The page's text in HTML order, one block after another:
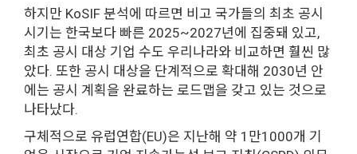
하지만 KoSIF 분석에 따르면 비고 국가들의 최초 공시
시기는 한국보다 빠른 2025~2027년에 집중돼 있고,
최초 공시 대상 기업 수도 우리나라와 비교하면 훨씬 많
았다. 또한 공시 대상을 단계적으로 확대해 2030년 안
에는 공시 계획을 완료하는 로드맵을 갖고 있는 것으로
나타났다.
구체적으로 유럽연합(EU)은 지난해 약 1만1000개 기